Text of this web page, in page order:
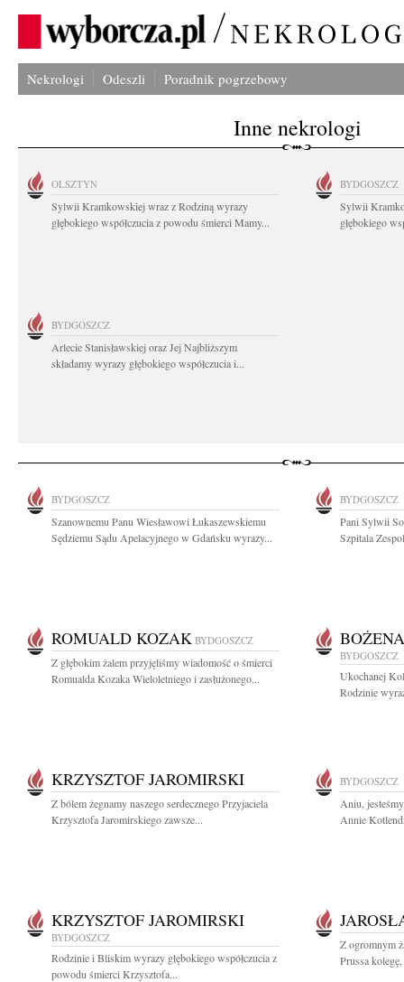
Nekrologi Odeszli Poradnik pogrzebowy
Inne nekrologi
OLSZTYN
Sylwii Kramkowskiej wraz z Rodziną wyrazy
głębokiego współczucia z powodu śmierci Mamy...
BYDGOSZCZ
Sylwii
głębokiego
BYDGOSZCZ
Arlecie Stanisławskiej oraz Jej Najbliższym
składamy wyrazy głębokiego współczucia i...
BYDGOSZCZ
Szanownemu Panu Wiesławowi Łukaszewskiemu
Sędziemu Sądu Apelacyjnego w Gdańsku wyrazy...
BYDGOSZCZ
Pani Sylwii
Szpitala
ROMUALD KOZAK BYDGOSZCZ
Z głębokim żalem przyjęliśmy wiadomość o śmierci
Romualda Kozaka Wieloletniego i zasłużonego...
BYDGOSZCZ
Ukochanej
Rodzinie
KRZYSZTOF JAROMIRSKI
Z bólem żegnamy naszego serdecznego Przyjaciela
Krzysztofa Jaromirskiego zawsze...
BYDGOSZCZ
Aniu,
Annie
KRZYSZTOF JAROMIRSKI
BYDGOSZCZ
Rodzinie i Bliskim wyrazy głębokiego współczucia z
powodu śmierci Krzysztofa...
Z ogromnym
Prussa